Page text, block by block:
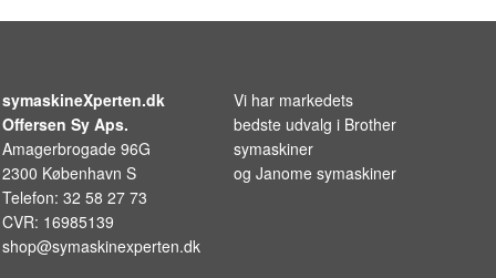
symaskineXperten.dk
Offersen Sy Aps.
Amagerbrogade 96G
2300 København S
Telefon: 32 58 27 73
CVR: 16985139
shop@symaskinexperten.dk
Vi har markedets
bedste udvalg i Brother
symaskiner
og Janome symaskiner